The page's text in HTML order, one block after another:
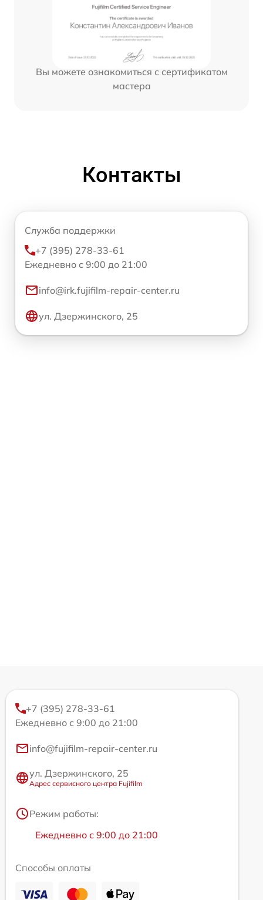
Вы можете ознакомиться с сертификатом
мастера
Контакты
Служба поддержки
+7 (395) 278-33-61
Ежедневно с 9:00 до 21:00
info@irk.fujifilm-repair-center.ru
ул. Дзержинского, 25
+7 (395) 278-33-61
Ежедневно с 9:00 до 21:00
info@fujifilm-repair-center.ru
ул. Дзержинского, 25
Адрес сервисного центра Fujifilm
Режим работы:
Ежедневно с 9:00 до 21:00
Способы оплаты